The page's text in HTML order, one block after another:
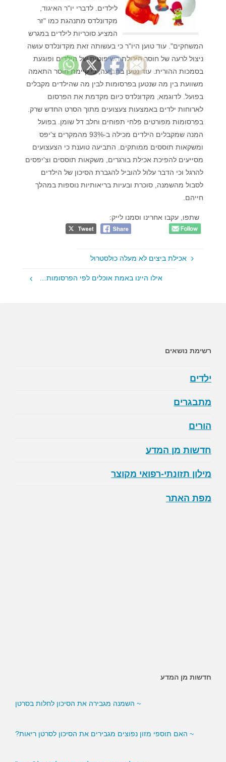
לילדים. לדברי יו"ר האיגוד,
מקדונלדס מתנהגת כמו "זר
המציע סוכריות לילדים במגרש
המשחקים". עוד טוען היו"ר כי בעשותה זאת מקדונלדס עושה
ניצול לרעה של חוסר היכולת השיפוטית של הילדים ופוגעת
בסמכות ההורית. עוד נטען בתביעה, כי קיימת חוסר התאמה
משוועת בין מה שנטען בפרסומות לבין מה שהילדים מקבלים
בפועל. לדוגמא, מקדונלדס כיום מקדמת את הפרסום
לארוחות ילדים באמצעות צעצועים מתוך הסרט החדש שרק.
בפרסומות מפורטים פלחי תפוחים וחלב דל שומן. בפועל
המנה שמקבלים הילדים מכילה ב-93% מהמקרים צ'יפס
ומשקאות תוססים ממותקים. התביעה טוענת כי הצעצועים
מסייעים להפיכת אכילת בורגרים, משקאות תוססים וצ'יפסים
להרגל וכי הדבר עלול להוביל להגברת הסיכון של הילדים
לסבול מהשמנה, סוכרת ובעיות בריאותיות נוספות במהלך
חייהם.
שתפו, עקבו אחרינו וסמנו לייק:
אכילת ביצים לא מעלה כולסטרול
אילו היינו באמת אוכלים לפי הפרסומות…
רשימת נושאים
ילדים
מתבגרים
הורים
חדשות מן המדע
מילון תזונתי-רפואי מקוצר
מפת האתר
חדשות מן המדע
~ השמנה מגבירה את הסיכון לחלות בסרטן
~ האם תוספי מזון נפוצים מגבירים את הסיכון לסרטן ריאות?